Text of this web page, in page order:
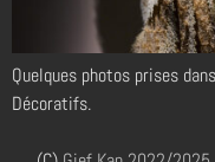
Quelques photos prises
Décoratifs.